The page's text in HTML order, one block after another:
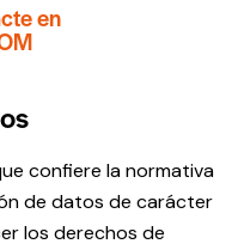
en
confiere la normativa
de datos de carácter
los derechos de